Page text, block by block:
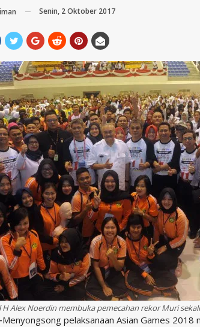
Senin, 2 Oktober 2017
H Alex Noerdin membuka pemecahan rekor Muri
Menyongsong pelaksanaan Asian Games